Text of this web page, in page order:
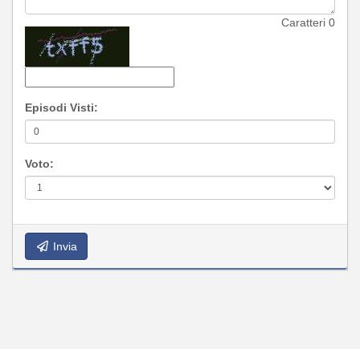
Caratteri 0
Episodi Visti:
Voto:
Invia